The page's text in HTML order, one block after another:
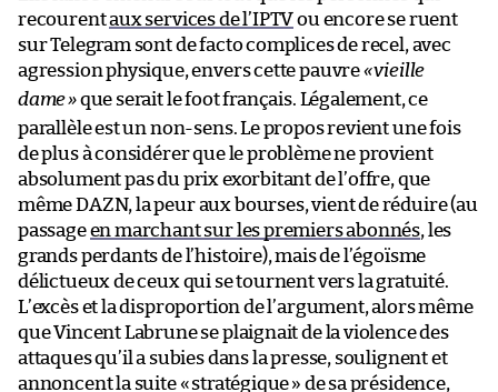
recourentaux services de l’IPTVou encore se ruent
sur Telegram sont de facto complices de recel, avec
agression physique, envers cette pauvre«vieille
dame»que serait le foot français. Légalement, ce
parallèle est un non-sens. Le propos revient une fois
de plus à considérer que le problème ne provient
absolument pas du prix exorbitant de l’offre, que
même DAZN, la peur aux bourses, vient de réduire (au
passageen marchant sur les premiers abonnés, les
grands perdants de l’histoire), mais de l’égoïsme
délictueux de ceux qui se tournent vers la gratuité.
L’excès et la disproportion de l’argument, alors même
que Vincent Labrune se plaignait de la violence des
attaques qu’il a subies dans la presse, soulignent et
annoncent la suite «stratégique» de sa présidence,